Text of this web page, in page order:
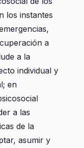
los instantes
a
a la
individual y
en
a las
de la
asumir y